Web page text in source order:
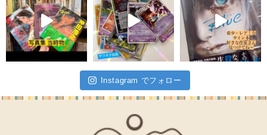
Instagram でフォロー